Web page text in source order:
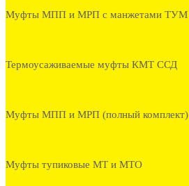
Муфты МПП и МРП с манжетами ТУМ
Термоусаживаемые муфты КМТ ССД
Муфты МПП и МРП (полный комплект)
Муфты тупиковые МТ и МТО